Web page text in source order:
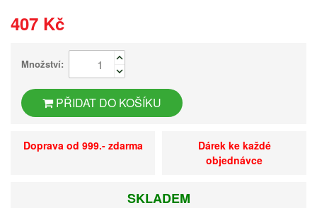
407 Kč
Množství:
PŘIDAT DO KOŠÍKU
Doprava od 999.- zdarma
Dárek ke každé
objednávce
SKLADEM